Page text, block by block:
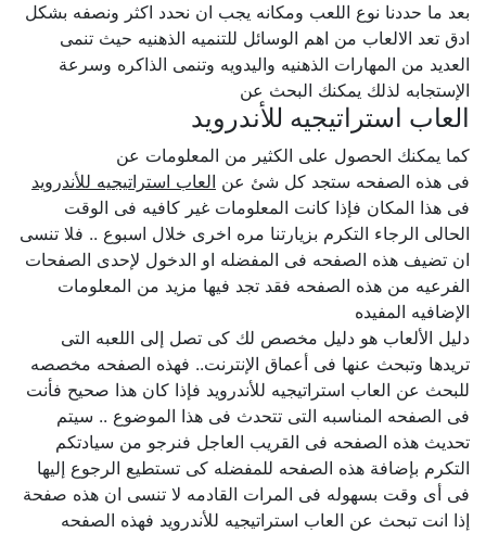
بعد ما حددنا نوع اللعب ومكانه يجب ان نحدد اكثر ونصفه بشكل
ادق تعد الالعاب من اهم الوسائل للتنميه الذهنيه حيث تنمى
العديد من المهارات الذهنيه واليدويه وتنمى الذاكره وسرعة
الإستجابه لذلك يمكنك البحث عن
العاب استراتيجيه للأندرويد
كما يمكنك الحصول على الكثير من المعلومات عن
فى هذه الصفحه ستجد كل شئ عنالعاب استراتيجيه للأندرويد
فى هذا المكان فإذا كانت المعلومات غير كافيه فى الوقت
الحالى الرجاء التكرم بزيارتنا مره اخرى خلال اسبوع .. فلا تنسى
ان تضيف هذه الصفحه فى المفضله او الدخول لإحدى الصفحات
الفرعيه من هذه الصفحه فقد تجد فيها مزيد من المعلومات
الإضافيه المفيده
دليل الألعاب هو دليل مخصص لك كى تصل إلى اللعبه التى
تريدها وتبحث عنها فى أعماق الإنترنت.. فهذه الصفحه مخصصه
للبحث عن العاب استراتيجيه للأندرويد فإذا كان هذا صحيح فأنت
فى الصفحه المناسبه التى تتحدث فى هذا الموضوع .. سيتم
تحديث هذه الصفحه فى القريب العاجل فنرجو من سيادتكم
التكرم بإضافة هذه الصفحه للمفضله كى تستطيع الرجوع إليها
فى أى وقت بسهوله فى المرات القادمه لا تنسى ان هذه صفحة
إذا انت تبحث عن العاب استراتيجيه للأندرويد فهذه الصفحه